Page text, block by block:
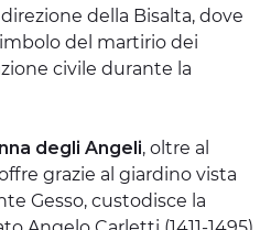
della Bisalta, dove
del martirio dei
civile durante la
degli Angeli, oltre al
grazie al giardino vista
Gesso, custodisce la